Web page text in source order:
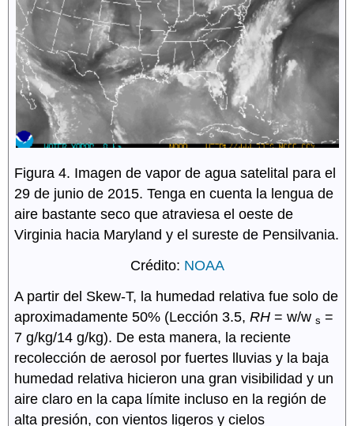
Figura 4. Imagen de vapor de agua satelital para el
29 de junio de 2015. Tenga en cuenta la lengua de
aire bastante seco que atraviesa el oeste de
Virginia hacia Maryland y el sureste de Pensilvania.
Crédito: NOAA
A partir del Skew-T, la humedad relativa fue solo de
aproximadamente 50% (Lección 3.5,RH = w/ws =
7 g/kg/14 g/kg). De esta manera, la reciente
recolección de aerosol por fuertes lluvias y la baja
humedad relativa hicieron una gran visibilidad y un
aire claro en la capa límite incluso en la región de
alta presión, con vientos ligeros y cielos